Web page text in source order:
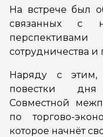
На встрече был
связанных с
сотрудничества и
Наряду с этим,
повестки дня
Совместной
по торгово-
которое начнёт